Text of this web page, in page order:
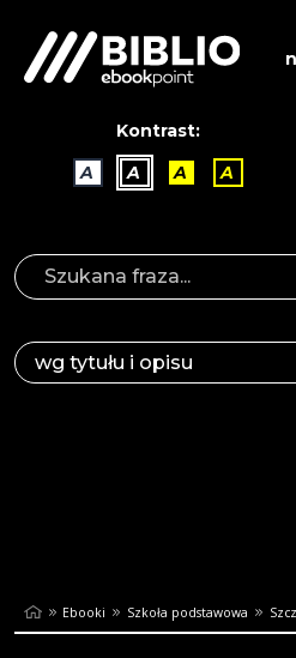
Kontrast:
A
A A A
Ebooki Szkoła podstawowa